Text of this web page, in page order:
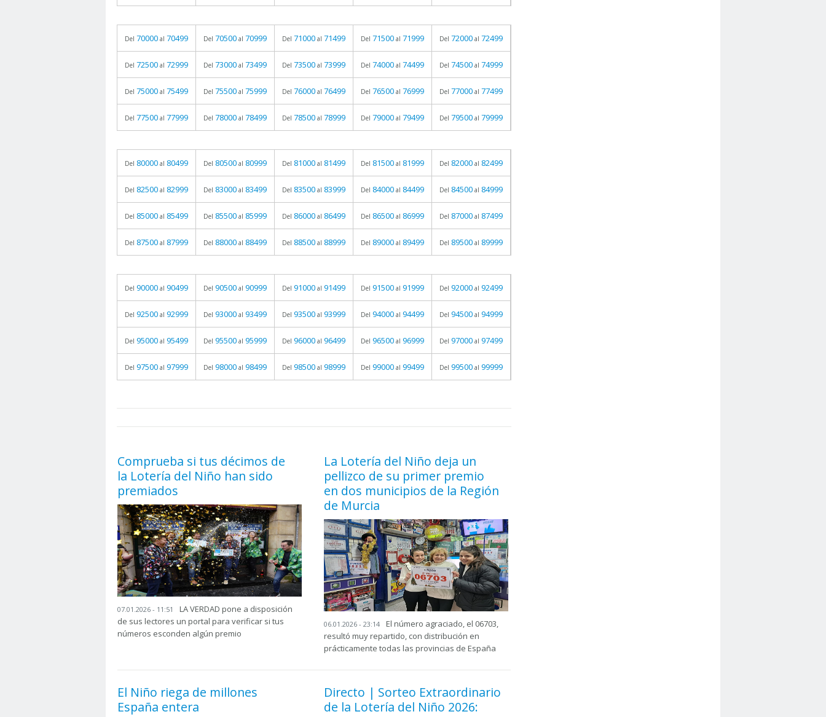
Del 70000 al 70499 Del 70500 al 70999 Del 71000 al 71499 Del 71500 al 71999 Del 72000 al 72499
Del 72500 al 72999 Del 73000 al 73499 Del 73500 al 73999 Del 74000 al 74499 Del 74500 al 74999
Del 75000 al 75499 Del 75500 al 75999 Del 76000 al 76499 Del 76500 al 76999 Del 77000 al 77499
Del 77500 al 77999 Del 78000 al 78499 Del 78500 al 78999 Del 79000 al 79499 Del 79500 al 79999
Del 80000 al 80499 Del 80500 al 80999 Del 81000 al 81499 Del 81500 al 81999 Del 82000 al 82499
Del 82500 al 82999 Del 83000 al 83499 Del 83500 al 83999 Del 84000 al 84499 Del 84500 al 84999
Del 85000 al 85499 Del 85500 al 85999 Del 86000 al 86499 Del 86500 al 86999 Del 87000 al 87499
Del 87500 al 87999 Del 88000 al 88499 Del 88500 al 88999 Del 89000 al 89499 Del 89500 al 89999
Del 90000 al 90499 Del 90500 al 90999 Del 91000 al 91499 Del 91500 al 91999 Del 92000 al 92499
Del 92500 al 92999 Del 93000 al 93499 Del 93500 al 93999 Del 94000 al 94499 Del 94500 al 94999
Del 95000 al 95499 Del 95500 al 95999 Del 96000 al 96499 Del 96500 al 96999 Del 97000 al 97499
Del 97500 al 97999 Del 98000 al 98499 Del 98500 al 98999 Del 99000 al 99499 Del 99500 al 99999
Comprueba si tus décimos de
la Lotería del Niño han sido
premiados
07.01.2026 - 11:51
LA VERDAD pone a disposición
de sus lectores un portal para verificar si tus
números esconden algún premio
La Lotería del Niño deja un
pellizco de su primer premio
en dos municipios de la Región
de Murcia
06.01.2026 - 23:14
El número agraciado, el 06703,
resultó muy repartido, con distribución en
prácticamente todas las provincias de España
El Niño riega de millones
España entera
Directo | Sorteo Extraordinario
de la Lotería del Niño 2026: